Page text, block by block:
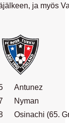
ja myös
Antunez
Nyman
Osinachi (65.